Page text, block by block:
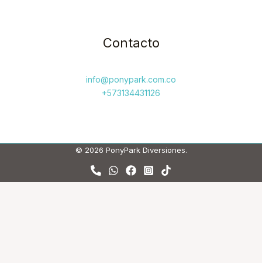
Contacto
info@ponypark.com.co
+573134431126
© 2026 PonyPark Diversiones.